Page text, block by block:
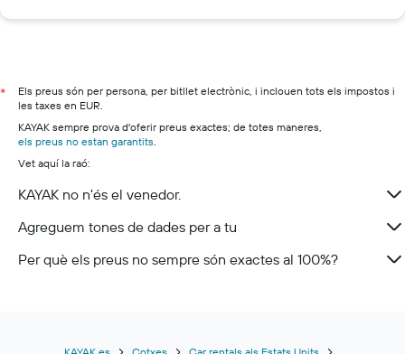
*
Els preus són per persona, per bitllet electrònic, i inclouen tots els impostos i
les taxes en EUR.
KAYAK sempre prova d'oferir preus exactes; de totes maneres,
els preus no estan garantits.
Vet aquí la raó:
KAYAK no n'és el venedor.
Agreguem tones de dades per a tu
Per què els preus no sempre són exactes al 100%?